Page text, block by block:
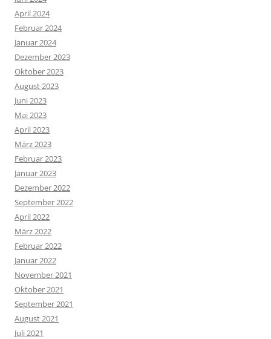
April 2024
Februar 2024
Januar 2024
Dezember 2023
Oktober 2023
August 2023
Juni 2023
Mai 2023
April 2023
März 2023
Februar 2023
Januar 2023
Dezember 2022
September 2022
April 2022
März 2022
Februar 2022
Januar 2022
November 2021
Oktober 2021
September 2021
August 2021
Juli 2021